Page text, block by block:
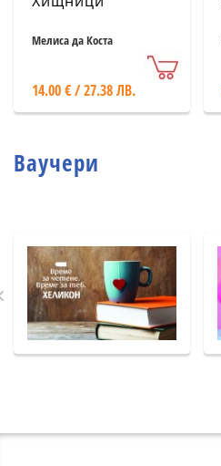
Мелиса да Коста
14.00 € / 27.38 ЛВ.
Ваучери